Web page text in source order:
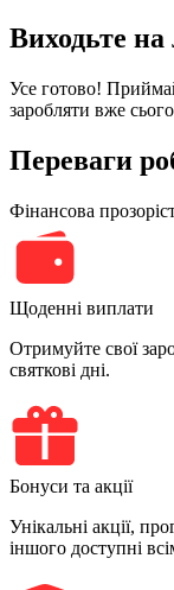
Виходьте на
Усе готово!
заробляти вже
Переваги
Фінансова
Щоденні виплати
Отримуйте свої
святкові дні.
Бонуси та акції
Унікальні акції,
іншого доступні